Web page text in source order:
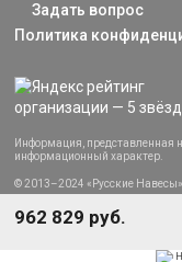
962 829 руб.
Задать вопрос
Политика
Информация, представленная
информационный характер.
© 2013–2024 «Русские
защищены.